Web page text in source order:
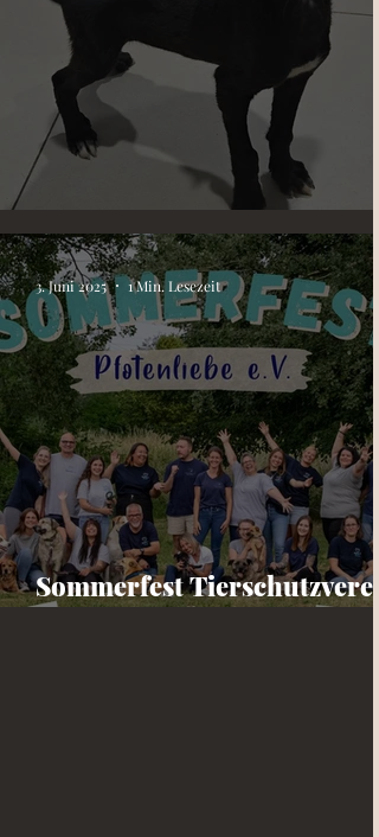
Juni/Juli-News &
Sommerfest Tierschutzverein
3. Juni 2025 1 Min. Lesezeit